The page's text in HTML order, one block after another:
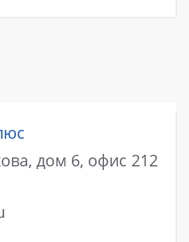
дом 6, офис 212